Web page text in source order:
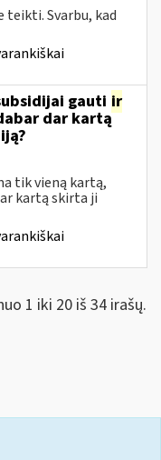
teikti. Svarbu, kad
gauti ir
dar kartą
tik vieną kartą,
kartą skirta ji
1 iki 20 iš 34 irašų.